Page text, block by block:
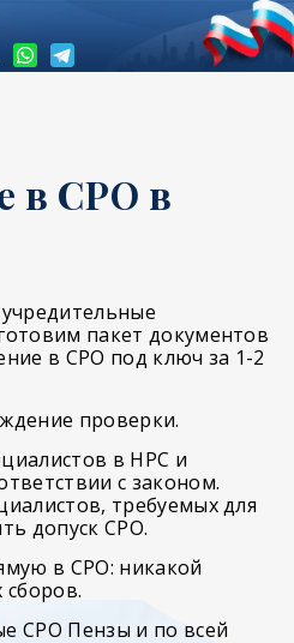
в СРО в
пакет документов
в СРО под ключ за 1-2
проверки.
в НРС и
с законом.
требуемых для
допуск СРО.
в СРО: никакой
сборов.
СРО Пензы и по всей